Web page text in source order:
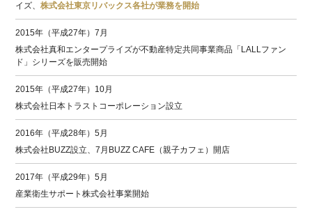
イズ、株式会社東京リバックス各社が業務を開始
2015年（平成27年）7月
株式会社真和エンタープライズが不動産特定共同事業商品「LALLファン
ド」シリーズを販売開始
2015年（平成27年）10月
株式会社日本トラストコーポレーション設立
2016年（平成28年）5月
株式会社BUZZ設立、7月BUZZ CAFE（親子カフェ）開店
2017年（平成29年）5月
産業衛生サポート株式会社事業開始